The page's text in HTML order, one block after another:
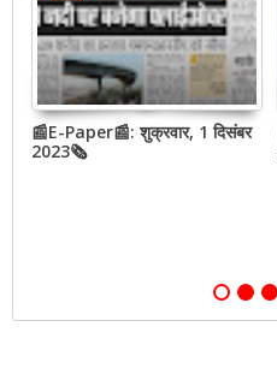
📰E-Paper📰: शुक्रवार, 1 दिसंबर
2023🗞